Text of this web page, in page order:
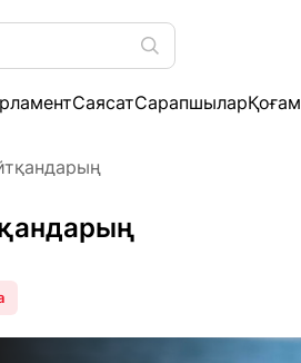
СаясатСарапшыларҚоғам